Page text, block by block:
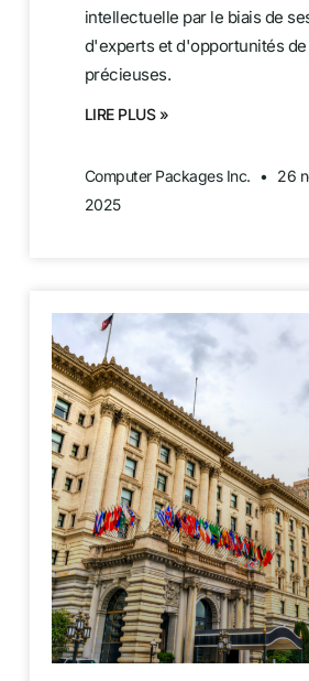
intellectuelle par le biais de
d'experts et d'opportunités
précieuses.
LIRE PLUS »
Computer Packages Inc.
26
2025